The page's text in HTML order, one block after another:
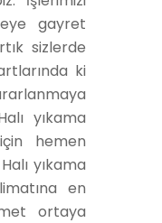
gayret
sizlerde
ki
yıkama
hemen
yıkama
en
ortaya